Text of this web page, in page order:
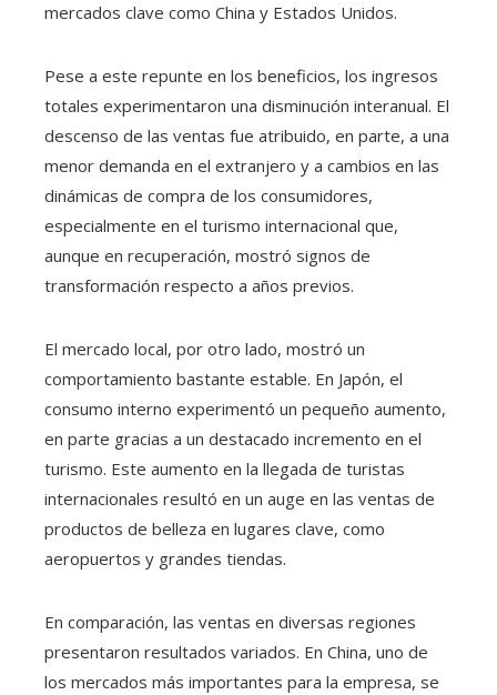
mercados clave como China y Estados Unidos.
Pese a este repunte en los beneficios, los ingresos
totales experimentaron una disminución interanual. El
descenso de las ventas fue atribuido, en parte, a una
menor demanda en el extranjero y a cambios en las
dinámicas de compra de los consumidores,
especialmente en el turismo internacional que,
aunque en recuperación, mostró signos de
transformación respecto a años previos.
El mercado local, por otro lado, mostró un
comportamiento bastante estable. En Japón, el
consumo interno experimentó un pequeño aumento,
en parte gracias a un destacado incremento en el
turismo. Este aumento en la llegada de turistas
internacionales resultó en un auge en las ventas de
productos de belleza en lugares clave, como
aeropuertos y grandes tiendas.
En comparación, las ventas en diversas regiones
presentaron resultados variados. En China, uno de
los mercados más importantes para la empresa, se